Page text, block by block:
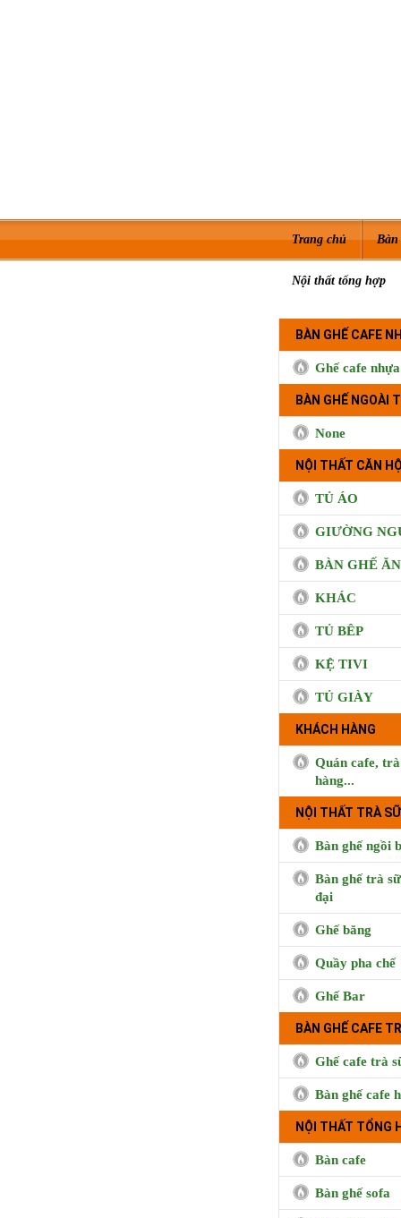
Trang chủ Bàn
Nội thất tổng hợp
BÀN GHẾ CAFE
Ghế cafe nhựa
BÀN GHẾ NGOÀI
None
NỘI THẤT CĂN
TỦ ÁO
GIƯỜNG
BÀN GHẾ ĂN
KHÁC
TỦ BÊP
KỆ TIVI
TỦ GIÀY
KHÁCH HÀNG
Quán cafe,
hàng...
NỘI THẤT TRÀ
Bàn ghế ngồi
Bàn ghế trà
đại
Ghế băng
Quầy pha chế
Ghế Bar
BÀN GHẾ CAFE
Ghế cafe trà
Bàn ghế cafe
NỘI THẤT TỔNG
Bàn cafe
Bàn ghế sofa
BUI
Cà phê Boong,
Hưng,